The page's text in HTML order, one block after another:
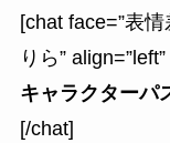
[chat face=”表
りら”
キャラクターパ
[/chat]